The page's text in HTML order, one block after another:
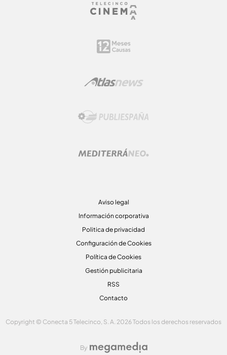
Aviso legal
Información corporativa
Politica de privacidad
Configuración de Cookies
Política de Cookies
Gestión publicitaria
RSS
Contacto
Copyright © Conecta 5 Telecinco, S. A. 2026 Todos los derechos reservados
By